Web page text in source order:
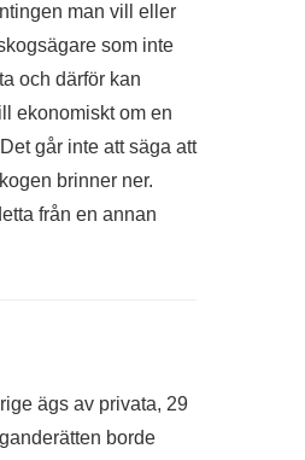
man vill eller
som inte
och därför kan
ekonomiskt om en
går inte att säga att
brinner ner.
från en annan
ägs av privata, 29
borde